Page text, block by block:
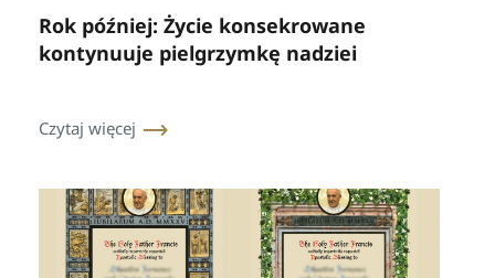
Rok później: Życie konsekrowane
kontynuuje pielgrzymkę nadziei
Czytaj więcej